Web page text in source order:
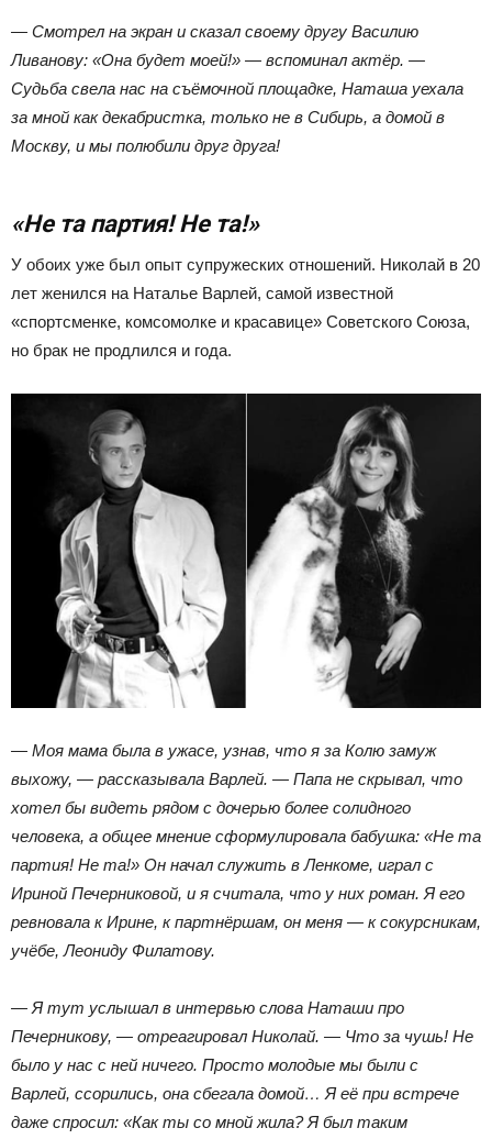
— Смотрел на экран и сказал своему другу Василию
Ливанову: «Она будет моей!» — вспоминал актёр. —
Судьба свела нас на съёмочной площадке, Наташа уехала
за мной как декабристка, только не в Сибирь, а домой в
Москву, и мы полюбили друг друга!
«Не та партия! Не та!»
У обоих уже был опыт супружеских отношений. Николай в 20
лет женился на Наталье Варлей, самой известной
«спортсменке, комсомолке и красавице» Советского Союза,
но брак не продлился и года.
— Моя мама была в ужасе, узнав, что я за Колю замуж
выхожу, — рассказывала Варлей. — Папа не скрывал, что
хотел бы видеть рядом с дочерью более солидного
человека, а общее мнение сформулировала бабушка: «Не та
партия! Не та!» Он начал служить в Ленкоме, играл с
Ириной Печерниковой, и я считала, что у них роман. Я его
ревновала к Ирине, к партнёршам, он меня — к сокурсникам,
учёбе, Леониду Филатову.
— Я тут услышал в интервью слова Наташи про
Печерникову, — отреагировал Николай. — Что за чушь! Не
было у нас с ней ничего. Просто молодые мы были с
Варлей, ссорились, она сбегала домой… Я её при встрече
даже спросил: «Как ты со мной жила? Я был таким